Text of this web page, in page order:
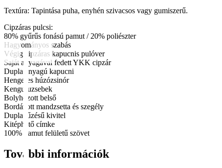
Textúra: Tapintása puha, enyhén szivacsos vagy gumiszerű.
Cipzáras pulcsi:
80% gyűrűs fonású pamut / 20% poliészter
Hagyományos szabás
Végig cipzáras kapucnis pulóver
Saját anyagával fedett YKK cipzár
Dupla anyagú kapucni
Hengeres húzózsinór
Kenguruzsebek
Bolyhozott belső
Bordázott mandzsetta és szegély
Dupla tűzésű kivitel
Kitéphető címke
100% pamut felületű szövet
További információk